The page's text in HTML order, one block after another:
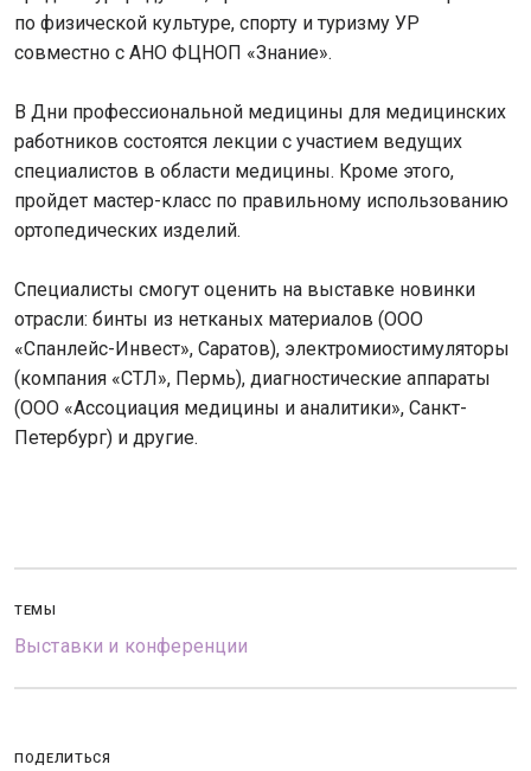
по физической культуре, спорту и туризму УР
совместно с АНО ФЦНОП «Знание».
В Дни профессиональной медицины для медицинских
работников состоятся лекции с участием ведущих
специалистов в области медицины. Кроме этого,
пройдет мастер-класс по правильному использованию
ортопедических изделий.
Специалисты смогут оценить на выставке новинки
отрасли: бинты из нетканых материалов (ООО
«Спанлейс-Инвест», Саратов), электромиостимуляторы
(компания «СТЛ», Пермь), диагностические аппараты
(ООО «Ассоциация медицины и аналитики», Санкт-
Петербург) и другие.
ТЕМЫ
Выставки и конференции
ПОДЕЛИТЬСЯ